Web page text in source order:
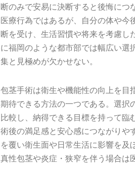
断のみで安易に決断すると後悔につ
医療行為ではあるが、自分の体や今
断を受け、生活習慣や将来を考慮
に福岡のような都市部では幅広い選
集と見極めが欠かせない。
包茎手術は衛生や機能性の向上を目
期待できる方法の一つである。選択
比較し、納得できる目標を持って
術後の満足感と安心感につながりや
を覆い衛生面や日常生活に影響を及
真性包茎や炎症・狭窄を伴う場合は